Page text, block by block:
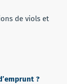
de viols et
?